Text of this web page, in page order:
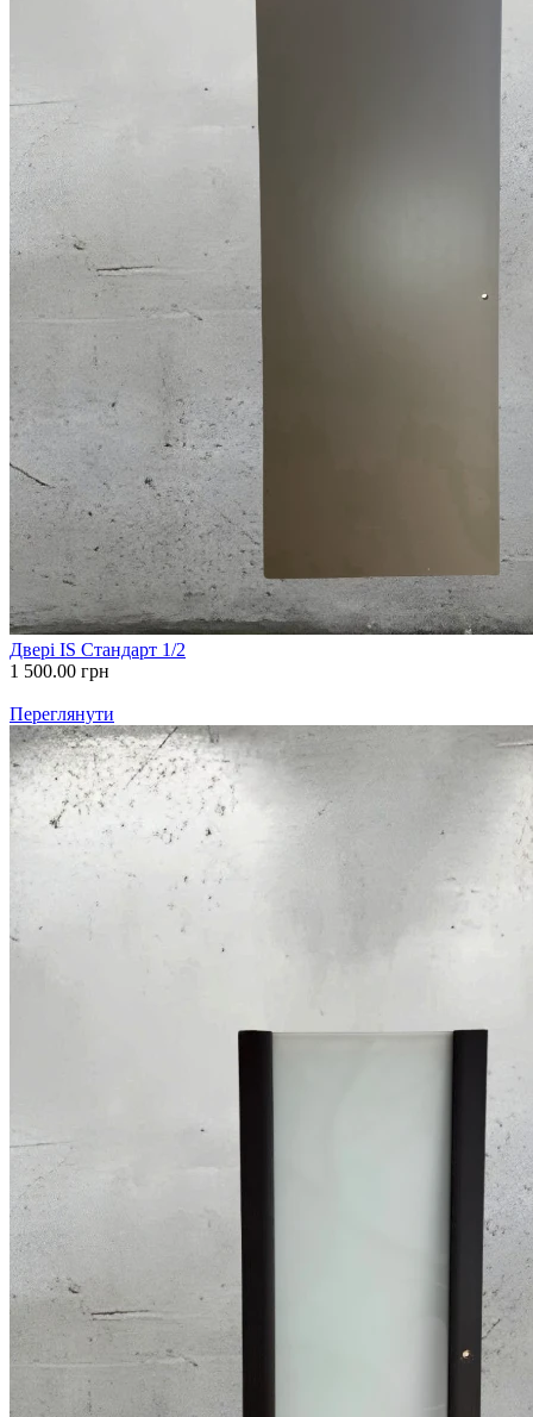
Двері IS Стандарт 1/2
1 500.00 грн
Переглянути